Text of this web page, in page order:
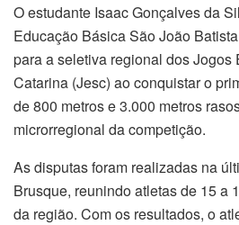
O estudante Isaac Gonçalves da
Educação Básica São João
para a seletiva regional dos Jogos
Catarina (Jesc) ao conquistar o
de 800 metros e 3.000 metros
microrregional da competição.
As disputas foram realizadas na
Brusque, reunindo atletas de 15 a
da região. Com os resultados, o